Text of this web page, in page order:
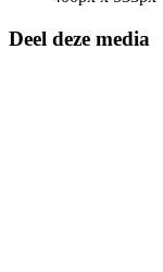
Deel deze media